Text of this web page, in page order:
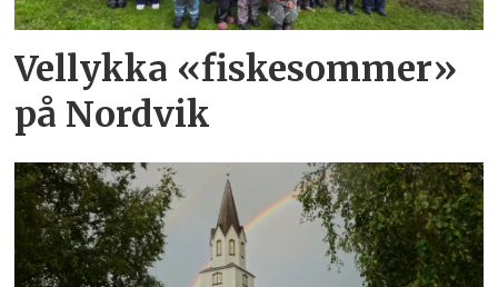
Vellykka «fiskesommer»
på Nordvik